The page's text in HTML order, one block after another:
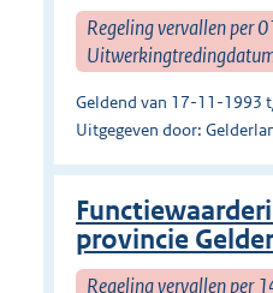
Regeling vervallen per
Geldend van 17-11-1993
Uitgegeven door:
provincie
Regeling vervallen per